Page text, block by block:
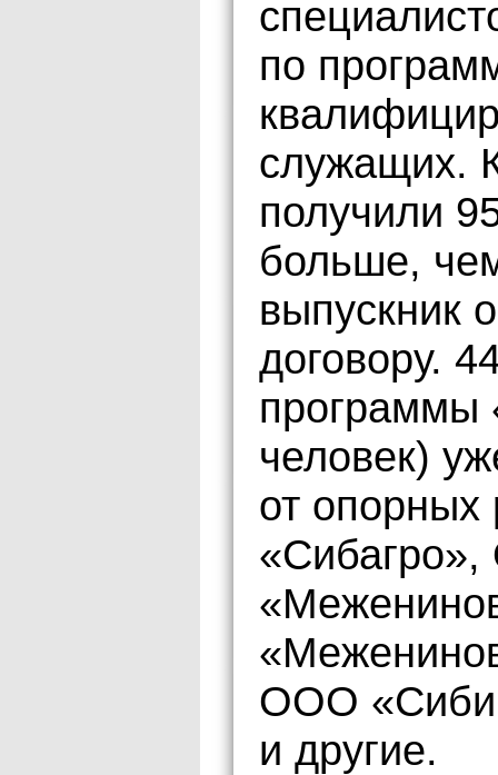
по
служащих.
получили
больше,
выпускник
договору.
программы
человек)
от опорных
ООО
и другие.